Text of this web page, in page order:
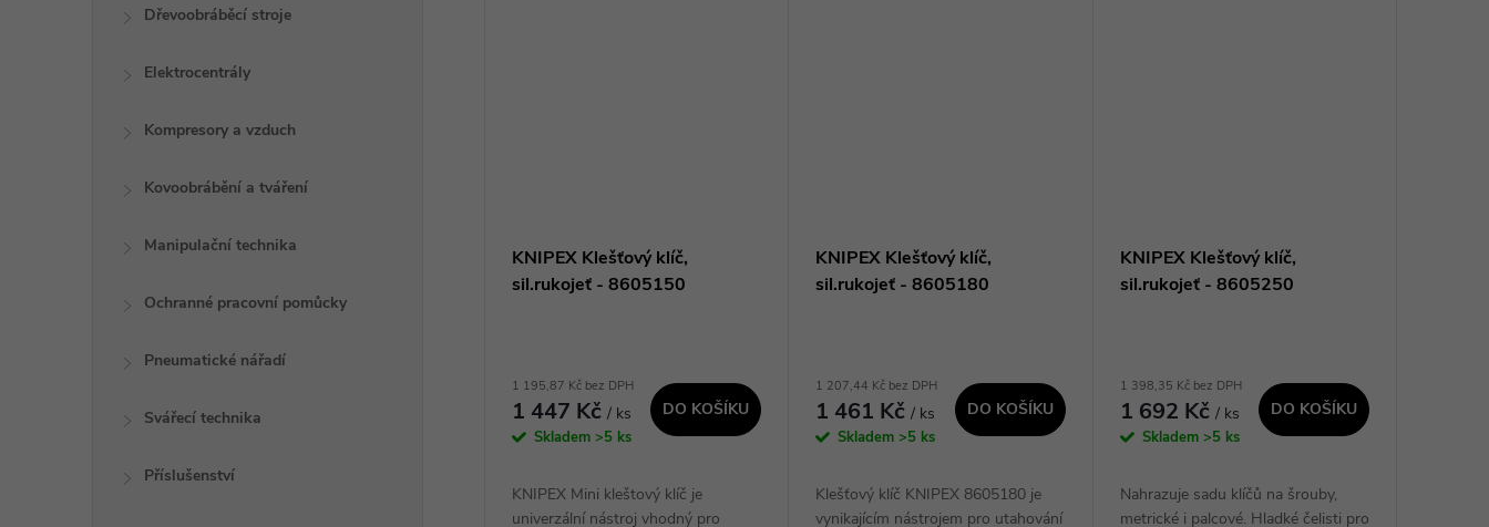
Dřevoobráběcí stroje
Elektrocentrály
Kompresory a vzduch
Kovoobrábění a tváření
Manipulační technika
Ochranné pracovní pomůcky
Pneumatické nářadí
Svářecí technika
Příslušenství
KNIPEX Klešťový klíč,
sil.rukojeť - 8605150
1 195,87 Kč bez DPH
1 447 Kč / ks
Skladem >5 ks
DO KOŠÍKU
KNIPEX Mini kleštový klíč je
univerzální nástroj vhodný pro
KNIPEX Klešťový klíč,
sil.rukojeť - 8605180
1 207,44 Kč bez DPH
1 461 Kč/ ks
Skladem>5 ks
DO KOŠÍKU
Klešťový klíč KNIPEX 8605180 je
vynikajícím nástrojem pro utahování
KNIPEX Klešťový klíč,
sil.rukojeť - 8605250
1 398,35 Kč bez DPH
1 692 Kč / ks
Skladem >5 ks
DO KOŠÍKU
Nahrazuje sadu klíčů na šrouby,
metrické i palcové. Hladké čelisti pro